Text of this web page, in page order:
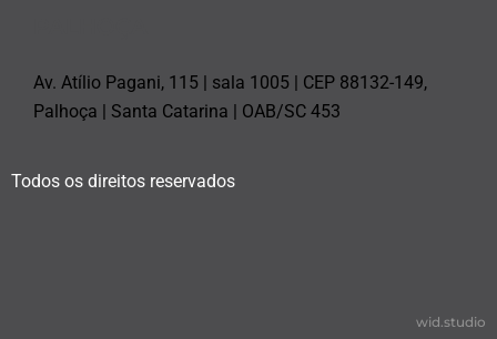
Av. Atílio Pagani, 115 | sala 1005 | CEP 88132-149,
Palhoça | Santa Catarina | OAB/SC 453
Todos os direitos reservados
wid.studio